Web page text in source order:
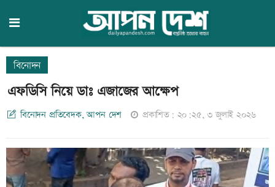
বিনোদন
এফডিসি নিয়ে ডাঃ এজাজের আক্ষেপ
বিনোদন প্রতিবেদক, আপন দেশ প্রকাশিত: ২০:২৫, ৩ জুলাই ২০২৬